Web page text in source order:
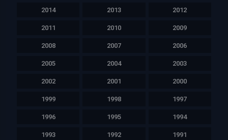
2014 2013 2012
2011 2010 2009
2008 2007 2006
2005 2004 2003
2002 2001 2000
1999 1998 1997
1996 1995 1994
1993 1992 1991